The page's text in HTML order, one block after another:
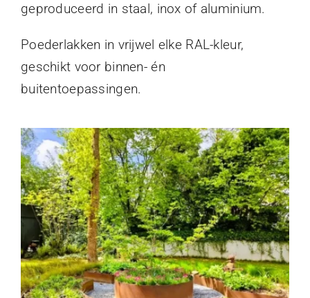
geproduceerd in staal, inox of aluminium.
Poederlakken in vrijwel elke RAL-kleur,
geschikt voor binnen- én
buitentoepassingen.